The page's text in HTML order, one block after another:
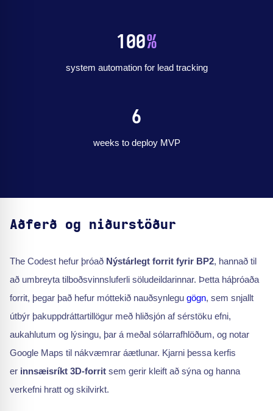
100%
system automation for lead tracking
6
weeks to deploy MVP
Aðferð og niðurstöður
The Codest hefur þróað Nýstárlegt forrit fyrir BP2, hannað til
að umbreyta tilboðsvinnsluferli söludeildarinnar. Þetta háþróaða
forrit, þegar það hefur móttekið nauðsynlegu gögn, sem snjallt
útbýr þakuppdráttartillögur með hliðsjón af sérstöku efni,
aukahlutum og lýsingu, þar á meðal sólarrafhlöðum, og notar
Google Maps til nákvæmrar áætlunar. Kjarni þessa kerfis
er innsæisríkt 3D-forrit sem gerir kleift að sýna og hanna
verkefni hratt og skilvirkt.